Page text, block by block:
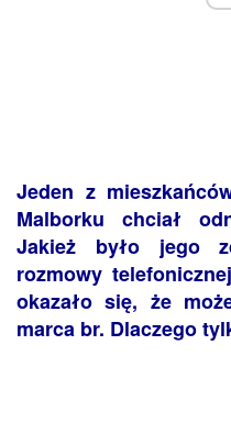
Jeden z
Malborku chciał
Jakież było jego
rozmowy
okazało się, że
marca br. Dlaczego